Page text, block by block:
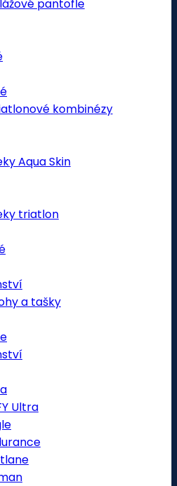
pantofle
kombinézy
Aqua Skin
triatlon
a tašky
Ultra